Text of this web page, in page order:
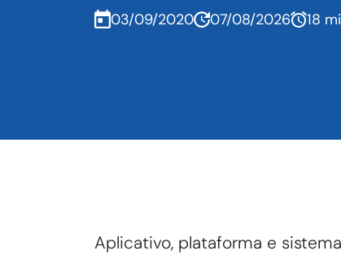
03/09/2020 07/08/2026 18
Aplicativo, plataforma e